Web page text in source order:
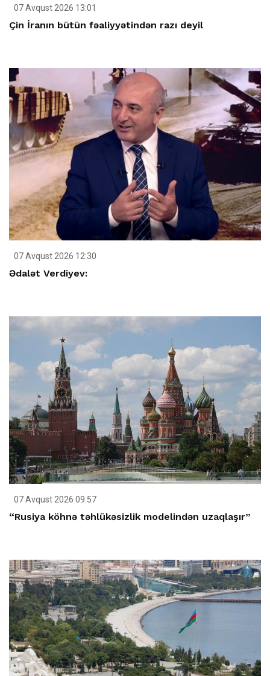
07 Avqust 2026 13:01
Çin İranın bütün fəaliyyətindən razı deyil
07 Avqust 2026 12:30
Ədalət Verdiyev:
07 Avqust 2026 09:57
“Rusiya köhnə təhlükəsizlik modelindən uzaqlaşır”